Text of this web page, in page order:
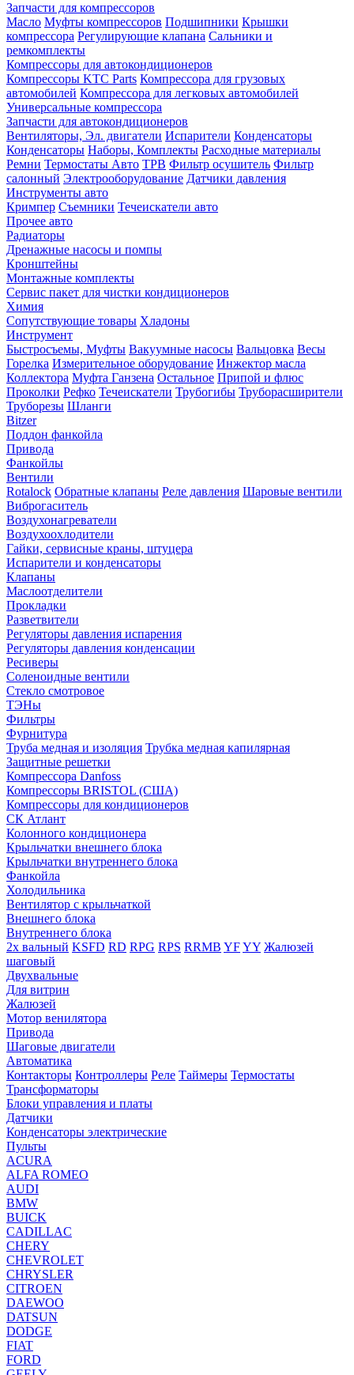
Запчасти для компрессоров
Масло Муфты компрессоров Подшипники Крышки
компрессора Регулирующие клапана Сальники и
ремкомплекты
Компрессоры для автокондиционеров
Компрессоры KTC Parts Компрессора для грузовых
автомобилей Компрессора для легковых автомобилей
Универсальные компрессора
Запчасти для автокондиционеров
Вентиляторы, Эл. двигатели Испарители Конденсаторы
Конденсаторы Наборы, Комплекты Расходные материалы
Ремни Термостаты Авто ТРВ Фильтр осушитель Фильтр
салонный Электрооборудование Датчики давления
Инструменты авто
Кримпер Съемники Течеискатели авто
Прочее авто
Радиаторы
Дренажные насосы и помпы
Кронштейны
Монтажные комплекты
Сервис пакет для чистки кондиционеров
Химия
Сопутствующие товары Хладоны
Инструмент
Быстросъемы, Муфты Вакуумные насосы Вальцовка Весы
Горелка Измерительное оборудование Инжектор масла
Коллектора Муфта Ганзена Остальное Припой и флюс
Проколки Рефко Течеискатели Трубогибы Труборасширители
Труборезы Шланги
Bitzer
Поддон фанкойла
Привода
Фанкойлы
Вентили
Rotalock Обратные клапаны Реле давления Шаровые вентили
Виброгаситель
Воздухонагреватели
Воздухоохлодители
Гайки, сервисные краны, штуцера
Испарители и конденсаторы
Клапаны
Маслоотделители
Прокладки
Разветвители
Регуляторы давления испарения
Регуляторы давления конденсации
Ресиверы
Соленоидные вентили
Стекло смотровое
ТЭНы
Фильтры
Фурнитура
Труба медная и изоляция Трубка медная капилярная
Защитные решетки
Компрессора Danfoss
Компрессоры BRISTOL (США)
Компрессоры для кондиционеров
СК Атлант
Колонного кондиционера
Крыльчатки внешнего блока
Крыльчатки внутреннего блока
Фанкойла
Холодильника
Вентилятор с крыльчаткой
Внешнего блока
Внутреннего блока
2х вальный KSFD RD RPG RPS RRMB YFYY Жалюзей
шаговый
Двухвальные
Для витрин
Жалюзей
Мотор венилятора
Привода
Шаговые двигатели
Автоматика
Контакторы Контроллеры Реле Таймеры Термостаты
Трансформаторы
Блоки управления и платы
Датчики
Конденсаторы электрические
Пульты
ACURA
ALFA ROMEO
AUDI
BMW
BUICK
CADILLAC
CHERY
CHEVROLET
CHRYSLER
CITROEN
DAEWOO
DATSUN
DODGE
FIAT
FORD